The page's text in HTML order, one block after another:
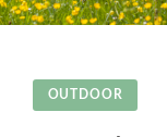
OUTDOOR